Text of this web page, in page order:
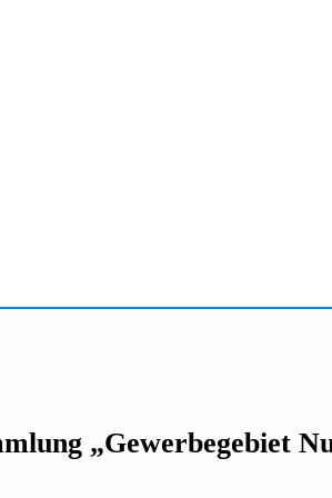
„Gewerbegebiet